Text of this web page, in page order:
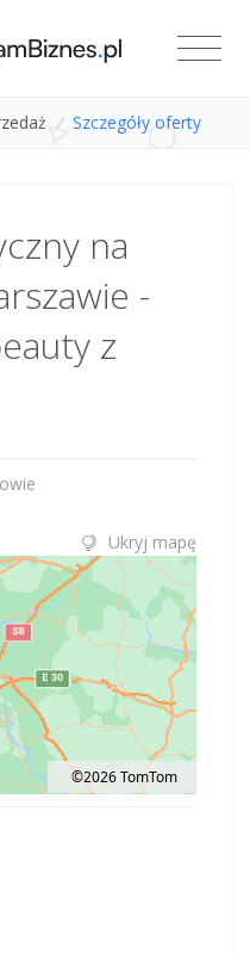
/ Szczegóły oferty
na
-
z
Ukryj mapę
©2026 TomTom